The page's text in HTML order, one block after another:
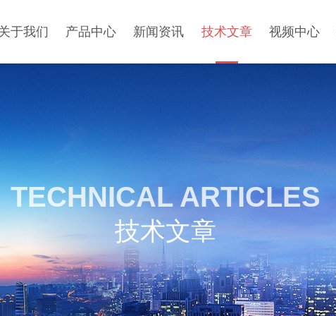
于我们 产品中心 新闻资讯 技术文章 视频中心
TECHNICAL ARTICLES
技术文章